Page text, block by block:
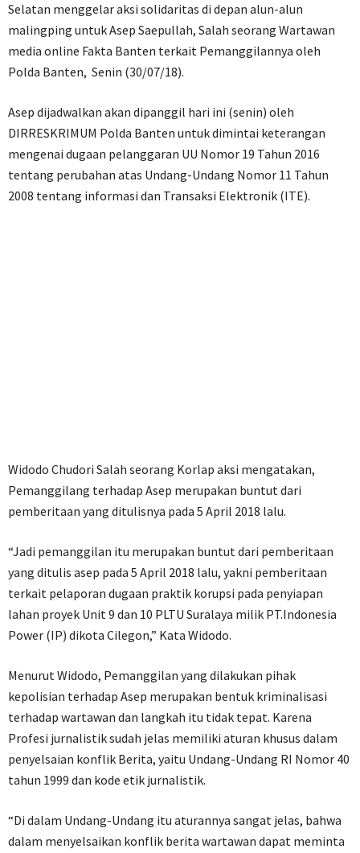
Selatan menggelar aksi solidaritas di depan alun-alun
malingping untuk Asep Saepullah, Salah seorang Wartawan
media online Fakta Banten terkait Pemanggilannya oleh
Polda Banten, Senin (30/07/18).
Asep dijadwalkan akan dipanggil hari ini (senin) oleh
DIRRESKRIMUM Polda Banten untuk dimintai keterangan
mengenai dugaan pelanggaran UU Nomor 19 Tahun 2016
tentang perubahan atas Undang-Undang Nomor 11 Tahun
2008 tentang informasi dan Transaksi Elektronik (ITE).
Widodo Chudori Salah seorang Korlap aksi mengatakan,
Pemanggilang terhadap Asep merupakan buntut dari
pemberitaan yang ditulisnya pada 5 April 2018 lalu.
“Jadi pemanggilan itu merupakan buntut dari pemberitaan
yang ditulis asep pada 5 April 2018 lalu, yakni pemberitaan
terkait pelaporan dugaan praktik korupsi pada penyiapan
lahan proyek Unit 9 dan 10 PLTU Suralaya milik PT.Indonesia
Power (IP) dikota Cilegon,” Kata Widodo.
Menurut Widodo, Pemanggilan yang dilakukan pihak
kepolisian terhadap Asep merupakan bentuk kriminalisasi
terhadap wartawan dan langkah itu tidak tepat. Karena
Profesi jurnalistik sudah jelas memiliki aturan khusus dalam
penyelsaian konflik Berita, yaitu Undang-Undang RI Nomor 40
tahun 1999 dan kode etik jurnalistik.
“Di dalam Undang-Undang itu aturannya sangat jelas, bahwa
dalam menyelsaikan konflik berita wartawan dapat meminta